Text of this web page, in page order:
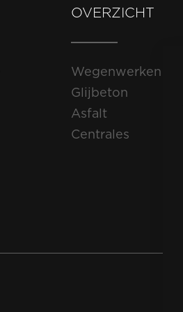
OVERZICHT
Wegenwerken
Glijbeton
Asfalt
Centrales